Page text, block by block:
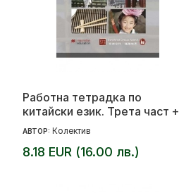
Работна тетрадка по
китайски език. Трета част +
CD
АВТОР: Колектив
8.18 EUR (16.00 лв.)